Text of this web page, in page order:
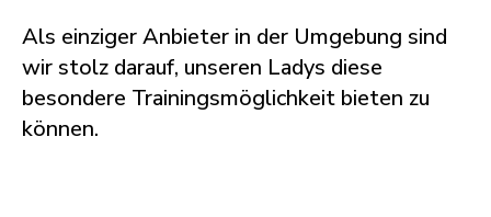
Als einziger Anbieter in der Umgebung sind
wir stolz darauf, unseren Ladys diese
besondere Trainingsmöglichkeit bieten zu
können.